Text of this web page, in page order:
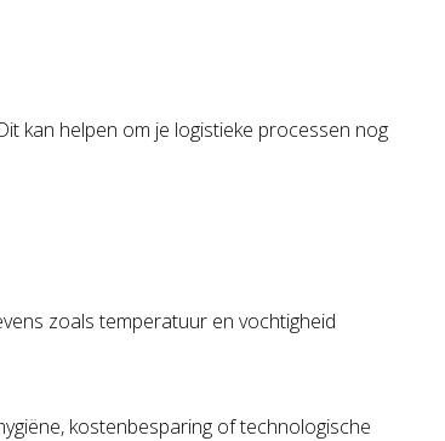
kan helpen om je logistieke processen nog
zoals temperatuur en vochtigheid
kostenbesparing of technologische